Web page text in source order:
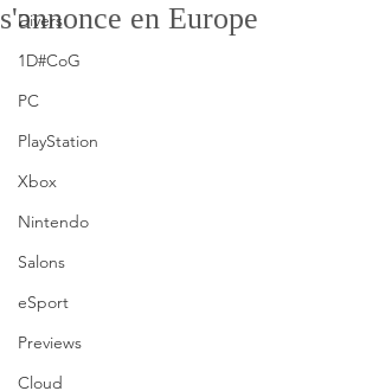
Divers
1D#CoG
PC
PlayStation
Xbox
Nintendo
Salons
eSport
Previews
Cloud
s'annonce en Europe